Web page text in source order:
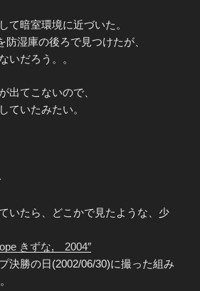
て暗室環境に近づいた。
防湿庫の後ろで見つけたが、
いだろう。。
出てこないので、
ていたみたい。
いたら、どこかで見たような、少
きずな, 2004″
決勝の日(2002/06/30)に撮った組み